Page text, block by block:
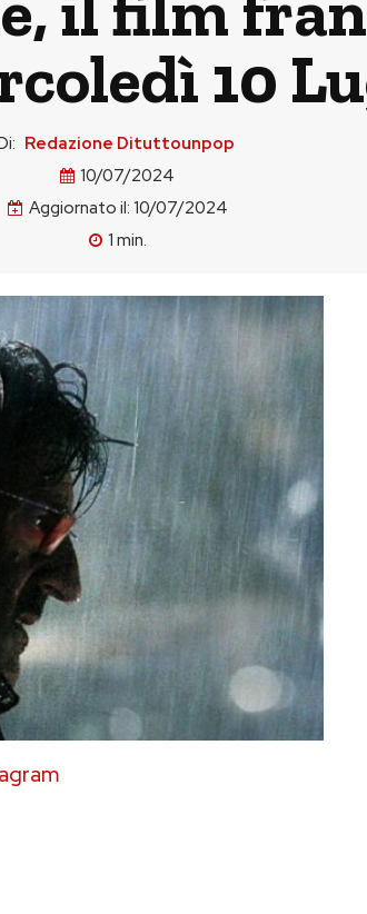
10
Redazione Dituttounpop
10/07/2024
Aggiornato il: 10/07/2024
1 min.